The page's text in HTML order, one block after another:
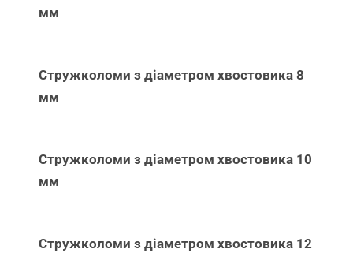
мм
Стружколоми з діаметром хвостовика 8
мм
Стружколоми з діаметром хвостовика 10
мм
Стружколоми з діаметром хвостовика 12